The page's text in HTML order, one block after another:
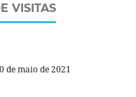
VISITAS
de maio de 2021